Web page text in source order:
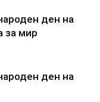
ден на
за мир
ден на